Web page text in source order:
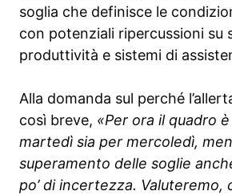
soglia che definisce le
con potenziali ripercussioni su
produttività e sistemi di
Alla domanda sul perché
così breve, «Per ora il quadro
martedì sia per mercoledì,
superamento delle soglie
po’ di incertezza. Valuteremo,